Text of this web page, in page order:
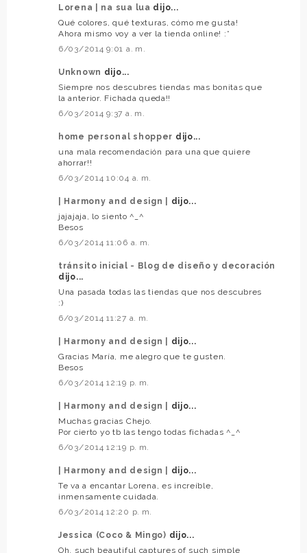
Lorena | na sua lua dijo...
Qué colores, qué texturas, cómo me gusta!
Ahora mismo voy a ver la tienda online! :*
6/03/2014 9:01 a. m.
Unknown dijo...
Siempre nos descubres tiendas mas bonitas que
la anterior. Fichada queda!!
6/03/2014 9:37 a. m.
home personal shopper dijo...
una mala recomendación para una que quiere
ahorrar!!
6/03/2014 10:04 a. m.
| Harmony and design |
dijo...
jajajaja, lo siento ^_^
Besos
6/03/2014 11:06 a. m.
tránsito inicial - Blog de diseño y decoración
dijo...
Una pasada todas las tiendas que nos descubres
:)
6/03/2014 11:27 a. m.
| Harmony and design |
dijo...
Gracias María, me alegro que te gusten.
Besos
6/03/2014 12:19 p. m.
| Harmony and design |
dijo...
Muchas gracias Chejo.
Por cierto yo tb las tengo todas fichadas ^_^
6/03/2014 12:19 p. m.
| Harmony and design |
dijo...
Te va a encantar Lorena, es increíble,
inmensamente cuidada.
6/03/2014 12:20 p. m.
Jessica (Coco & Mingo) dijo...
Oh, such beautiful captures of such simple